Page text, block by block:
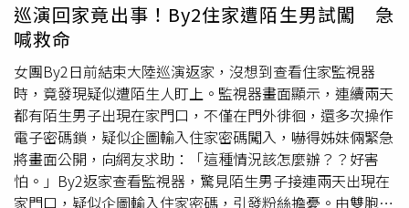
YouTube頻道「雙生過日子」有11萬訂閱，Yin個人IG也有
15萬追蹤數，在網路上小有名氣。Yin整個人散發正面陽光
形象，是個戶外運動咖，坦然、自信且帥氣的生活態度，質
感極佳的風格吸引大批忠實粉絲。郭源元過去就曾傳女女
戀，曾被拍與帥T髮型師Manson Ann約會，她當時否認戀
情，但直呼戀愛不分性別，婚姻平權後，也不排除跟女生結
婚。不過後來雙方有些感情糾紛，兩人對話紀錄外流，坐實
曾經交往過，還因郭源元疑似劈腿而分手收場，雙方更為此
而鬧上警局。對於2人的關係，經紀人表示，還沒有聯繫上
郭源元，「因為私領域的事情我不會干涉，所以無法代為回
巡演回家竟出事！By2住家遭陌生男試闖 急
喊救命
女團By2日前結束大陸巡演返家，沒想到查看住家監視器
時，竟發現疑似遭陌生人盯上。監視器畫面顯示，連續兩天
都有陌生男子出現在家門口，不僅在門外徘徊，還多次操作
電子密碼鎖，疑似企圖輸入住家密碼闖入，嚇得姊妹倆緊急
將畫面公開，向網友求助：「這種情況該怎麼辦？？好害
怕。」By2返家查看監視器，驚見陌生男子接連兩天出現在
家門口，疑似企圖輸入住家密碼，引發粉絲擔憂。由雙胞胎